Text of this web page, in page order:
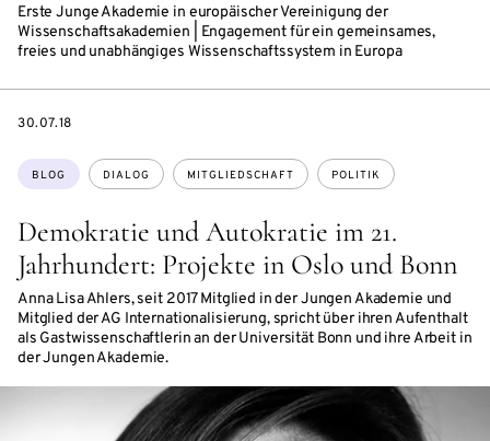
Erste Junge Akademie in europäischer Vereinigung der
Wissenschaftsakademien | Engagement für ein gemeinsames,
freies und unabhängiges Wissenschaftssystem in Europa
Demokratie und Autokratie im 21.
Jahrhundert: Projekte in Oslo und Bonn
Anna Lisa Ahlers, seit 2017 Mitglied in der Jungen Akademie und
Mitglied der AG Internationalisierung, spricht über ihren Aufenthalt
als Gastwissenschaftlerin an der Universität Bonn und ihre Arbeit in
der Jungen Akademie.
Themen:
BLOG DIALOG MITGLIEDSCHAFT POLITIK
DATE
30.07.18